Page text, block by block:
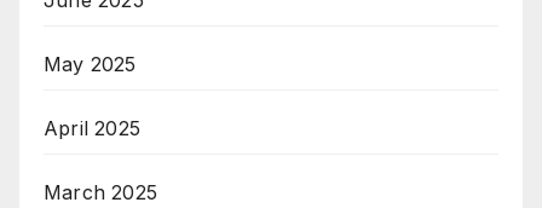
May 2025
April 2025
March 2025